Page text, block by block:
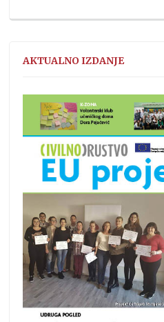
AKTUALNO IZDANJE